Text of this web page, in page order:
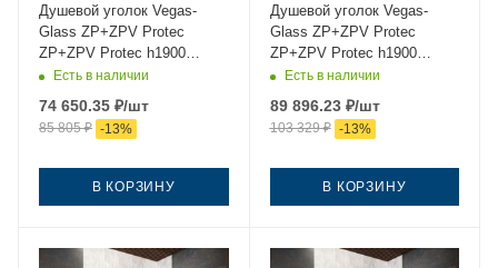
Душевой уголок Vegas-
Glass ZP+ZPV Protec
ZP+ZPV Protec h1900
145*100 07 02 145х100
хром без поддона
Есть в наличии
74 650.35 ₽/шт
85 805₽ -13%
В КОРЗИНУ
Душевой уголок Vegas-
Glass ZP+ZPV Protec
ZP+ZPV Protec h1900
145*100 07 Moru 145х100
хром без поддона
Есть в наличии
89 896.23₽/шт
103 329₽ -13%
В КОРЗИНУ